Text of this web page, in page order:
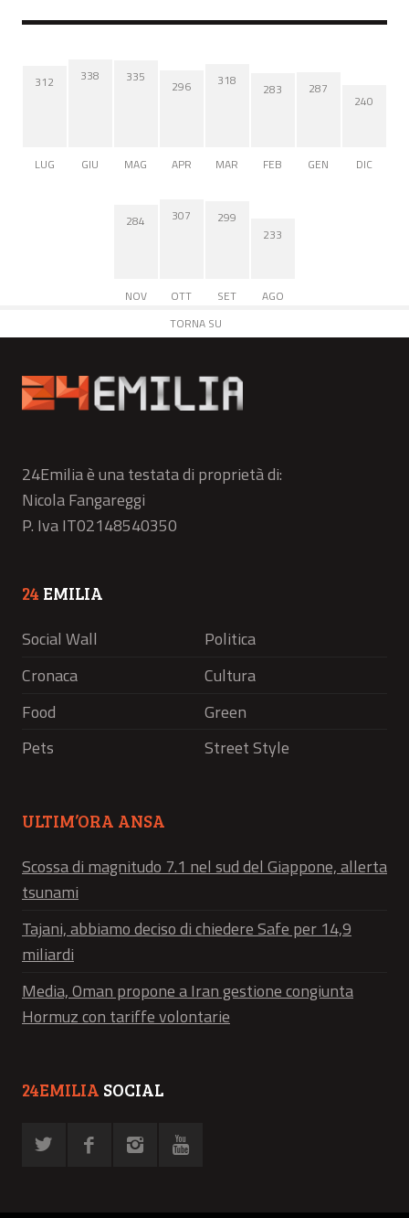
312
LUG
338
GIU
335
MAG
296
APR
318
MAR
283
FEB
287
GEN
240
DIC
284
NOV
307
OTT
299
SET
233
AGO
TORNA SU
24Emilia è una testata di proprietà di:
Nicola Fangareggi
P. Iva IT02148540350
24 EMILIA
Social Wall
Politica
Cronaca
Cultura
Food
Green
Pets
Street Style
ULTIM’ORA ANSA
Scossa di magnitudo 7.1 nel sud del Giappone, allerta
tsunami
Tajani, abbiamo deciso di chiedere Safe per 14,9
miliardi
Media, Oman propone a Iran gestione congiunta
Hormuz con tariffe volontarie
24EMILIA SOCIAL